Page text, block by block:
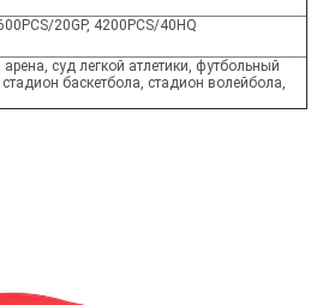
20GP, 4200PCS/40HQ
суд легкой атлетики, футбольный
баскетбола, стадион волейбола,